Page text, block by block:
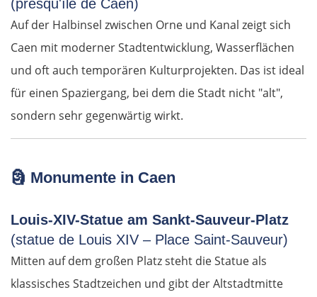
(presqu'île de Caen)
Auf der Halbinsel zwischen Orne und Kanal zeigt sich
Caen mit moderner Stadtentwicklung, Wasserflächen
und oft auch temporären Kulturprojekten. Das ist ideal
für einen Spaziergang, bei dem die Stadt nicht "alt",
sondern sehr gegenwärtig wirkt.
🗿 Monumente in Caen
Louis-XIV-Statue am Sankt-Sauveur-Platz
(statue de Louis XIV – Place Saint-Sauveur)
Mitten auf dem großen Platz steht die Statue als
klassisches Stadtzeichen und gibt der Altstadtmitte
Tschechien
Ústí nad Labem
Mělník
Taus
Deutschland Süd